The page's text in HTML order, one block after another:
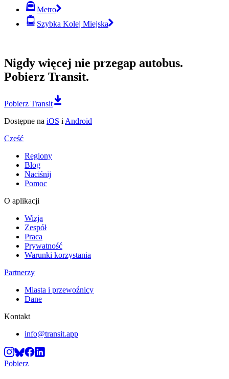
Metro
Szybka Kolej Miejska
Nigdy więcej nie przegap autobus.
Pobierz Transit.
Pobierz Transit
Dostępne na iOS i Android
Cześć
Regiony
Blog
Naciśnij
Pomoc
O aplikacji
Wizja
Zespół
Praca
Prywatność
Warunki korzystania
Partnerzy
Miasta i przewoźnicy
Dane
Kontakt
info@transit.app
Pobierz